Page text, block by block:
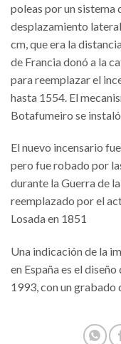
poleas por un sistema
desplazamiento
cm, que era la
de Francia donó a la
para reemplazar el
hasta 1554. El
Botafumeiro se instaló
El nuevo incensario
pero fue robado por
durante la Guerra de
reemplazado por el
Losada en 1851
Una indicación de la
en España es el
1993, con un grabado